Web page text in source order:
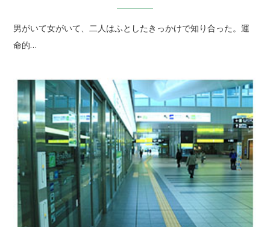
男がいて女がいて、二人はふとしたきっかけで知り合った。運
命的…